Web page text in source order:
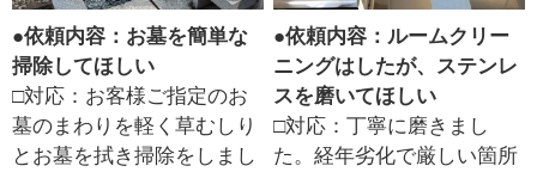
●依頼内容：お墓を簡単な
掃除してほしい
□対応：お客様ご指定のお
墓のまわりを軽く草むしり
とお墓を拭き掃除をしまし
●依頼内容：ルームクリー
ニングはしたが、ステンレ
スを磨いてほしい
□対応：丁寧に磨きまし
た。経年劣化で厳しい箇所